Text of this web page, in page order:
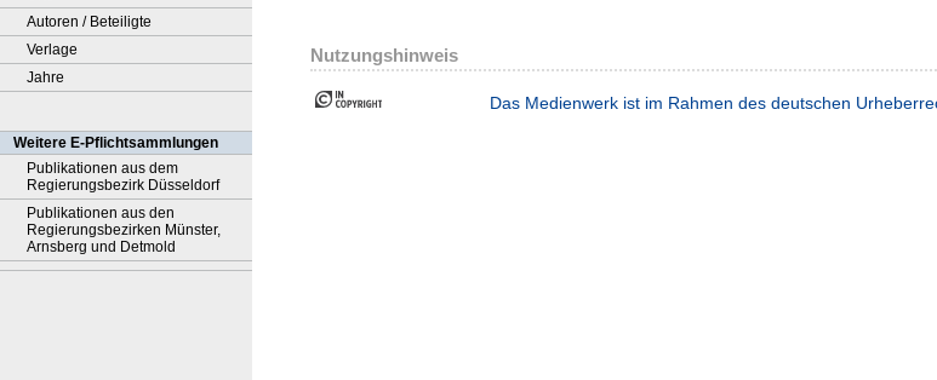
Autoren / Beteiligte
Verlage
Jahre
Weitere E-Pflichtsammlungen
Publikationen aus dem
Regierungsbezirk Düsseldorf
Publikationen aus den
Regierungsbezirken Münster,
Arnsberg und Detmold
Nutzungshinweis
Das Medienwerk ist im Rahmen des deutschen